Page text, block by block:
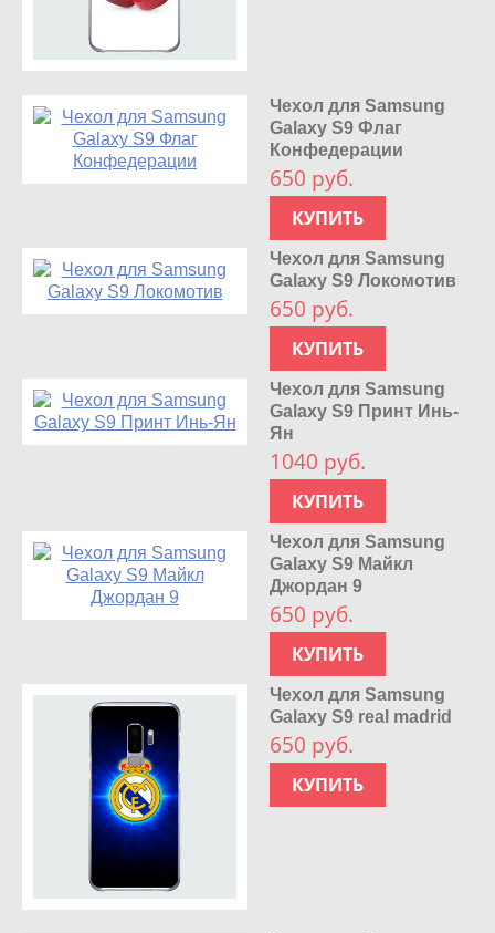
Чехол для Samsung
Galaxy S9 Флаг
Конфедерации
650 руб.
КУПИТЬ
Чехол для Samsung
Galaxy S9 Локомотив
650 руб.
КУПИТЬ
Чехол для Samsung
Galaxy S9 Принт Инь-
Ян
1040 руб.
КУПИТЬ
Чехол для Samsung
Galaxy S9 Майкл
Джордан 9
650 руб.
КУПИТЬ
Чехол для Samsung
Galaxy S9 real madrid
650 руб.
КУПИТЬ